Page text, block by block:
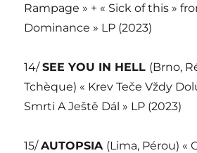
Rampage » + « Sick of this »
Dominance » LP (2023)
14/SEE YOU IN HELL (Brno,
Tchèque) « Krev Teče Vždy
Smrti A Ještě Dál » LP (2023)
15/AUTOPSIA (Lima, Pérou) «